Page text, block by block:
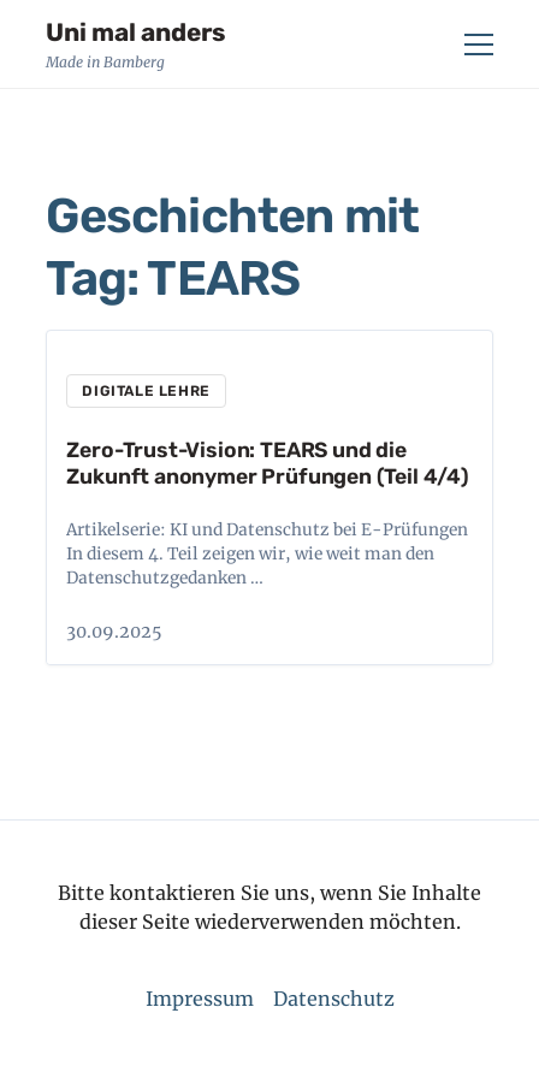
Uni mal anders
Made in Bamberg Menü
Geschichten mit
Tag: TEARS
DIGITALE LEHRE
Zero-Trust-Vision: TEARS und die
Zukunft anonymer Prüfungen (Teil 4/4)
Artikelserie: KI und Datenschutz bei E-Prüfungen
In diesem 4. Teil zeigen wir, wie weit man den
Datenschutzgedanken …
30.09.2025
Bitte kontaktieren Sie uns, wenn Sie Inhalte
dieser Seite wiederverwenden möchten.
Impressum Datenschutz